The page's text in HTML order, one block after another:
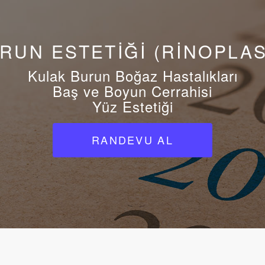
ESTETİĞİ
Kulak Burun Boğaz Hastalıkları
Baş ve Boyun Cerrahisi
Yüz Estetiği
RANDEVU AL